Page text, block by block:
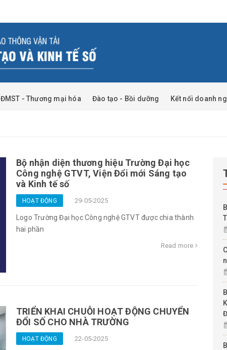
ĐMST - Thương mại hóa Đào tạo - Bồi dưỡng Kết nối doanh
Bộ nhận diện thương hiệu Trường Đại học
Công nghệ GTVT, Viện Đổi mới Sáng tạo
và Kinh tế số
HOẠT ĐỘNG 29-05-2025
Logo Trường Đại học Công nghệ GTVT được chia thành
hai phần
Read more
TRIỂN KHAI CHUỖI HOẠT ĐỘNG CHUYỂN
ĐỔI SỐ CHO NHÀ TRƯỜNG
HOẠT ĐỘNG 22-05-2025